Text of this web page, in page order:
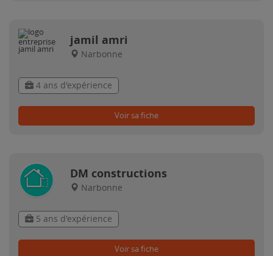
jamil amri
Narbonne
4 ans d'expérience
Voir sa fiche
DM constructions
Narbonne
5 ans d'expérience
Voir sa fiche